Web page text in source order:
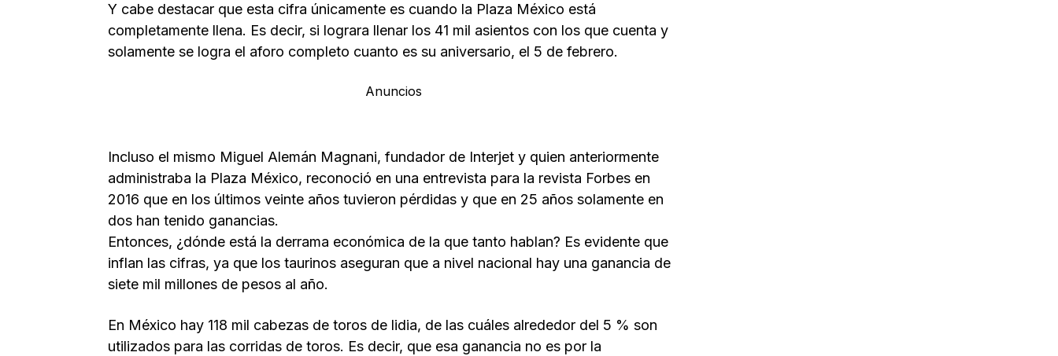
Y cabe destacar que esta cifra únicamente es cuando la Plaza México está
completamente llena. Es decir, si lograra llenar los 41 mil asientos con los que cuenta y
solamente se logra el aforo completo cuanto es su aniversario, el 5 de febrero.
Anuncios
Incluso el mismo Miguel Alemán Magnani, fundador de Interjet y quien anteriormente
administraba la Plaza México, reconoció en una entrevista para la revista Forbes en
2016 que en los últimos veinte años tuvieron pérdidas y que en 25 años solamente en
dos han tenido ganancias.
Entonces, ¿dónde está la derrama económica de la que tanto hablan? Es evidente que
inflan las cifras, ya que los taurinos aseguran que a nivel nacional hay una ganancia de
siete mil millones de pesos al año.
En México hay 118 mil cabezas de toros de lidia, de las cuáles alrededor del 5 % son
utilizados para las corridas de toros. Es decir, que esa ganancia no es por la